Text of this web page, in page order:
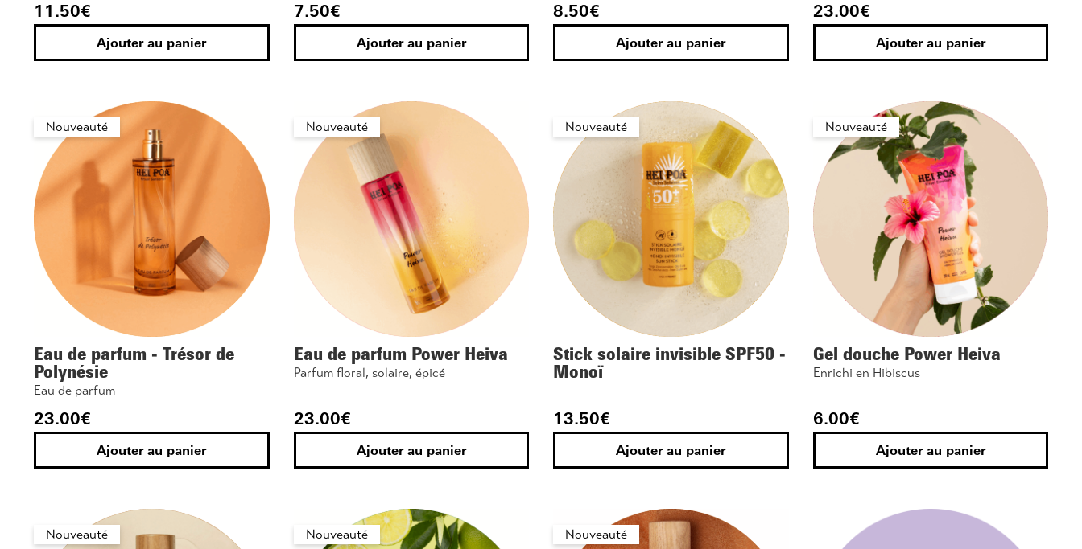
11.50€
Ajouter au panier
7.50€
Ajouter au panier
8.50€
Ajouter au panier
23.00€
Ajouter au panier
Nouveauté
Eau de parfum - Trésor de
Polynésie
Eau de parfum
23.00€
Ajouter au panier
Nouveauté
Eau de parfum Power Heiva
Parfum floral, solaire, épicé
23.00€
Ajouter au panier
Nouveauté
Stick solaire invisible SPF50 -
Monoï
13.50€
Ajouter au panier
Nouveauté
Gel douche Power Heiva
Enrichi en Hibiscus
6.00€
Ajouter au panier
Nouveauté Nouveauté Nouveauté